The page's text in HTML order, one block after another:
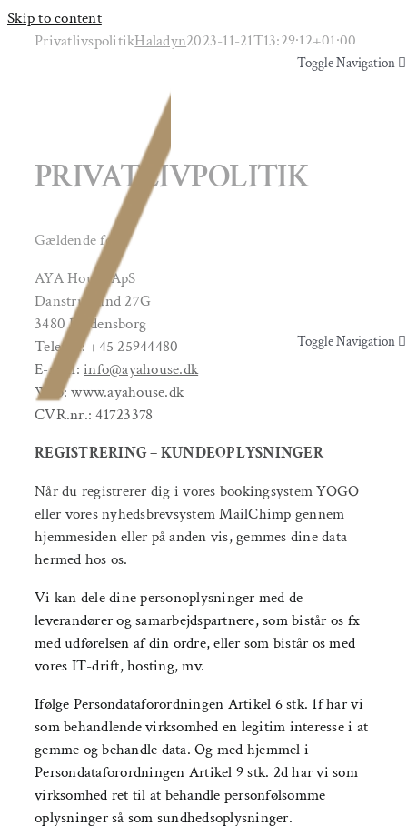
Skip to content
Toggle Navigation
Uddannelser & kurser
Om AYA House
Toggle Navigation
Yoga & Bevægelse
Behandling
Events
Uddannelser & kurser
Lokaler
Om AYA House
PrivatlivspolitikHaladyn2023-11-21T13:29:12+01:00
PRIVATLIVPOLITIK
Gældende for:
AYA House ApS
Danstruplund 27G
3480 Fredensborg
Telefon: +45 25944480
E-mail:info@ayahouse.dk
Web: www.ayahouse.dk
CVR.nr.: 41723378
REGISTRERING – KUNDEOPLYSNINGER
Når du registrerer dig i vores bookingsystem YOGO
eller vores nyhedsbrevsystem MailChimp gennem
hjemmesiden eller på anden vis, gemmes dine data
hermed hos os.
Vi kan dele dine personoplysninger med de
leverandører og samarbejdspartnere, som bistår os fx
med udførelsen af din ordre, eller som bistår os med
vores IT-drift, hosting, mv.
Ifølge Persondataforordningen Artikel 6 stk. 1f har vi
som behandlende virksomhed en legitim interesse i at
gemme og behandle data. Og med hjemmel i
Persondataforordningen Artikel 9 stk. 2d har vi som
virksomhed ret til at behandle personfølsomme
oplysninger så som sundhedsoplysninger.